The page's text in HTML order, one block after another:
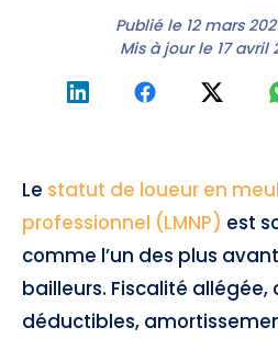
Publié le 12 mars
Mis à jour le 17 avril
Le statut de loueur en
professionnel (LMNP) est
comme l’un des plus
bailleurs. Fiscalité allégée,
déductibles,